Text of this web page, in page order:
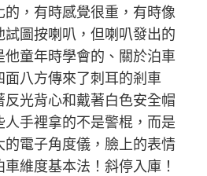
的，有時感覺很重，有時像
圖按喇叭，但喇叭發出的
童年時學會的、關於泊車
面八方傳來了刺耳的剎車
光背心和戴著白色安全帽
手裡拿的不是警棍，而是
的電子角度儀，臉上的表情
維度基本法！斜停入庫！